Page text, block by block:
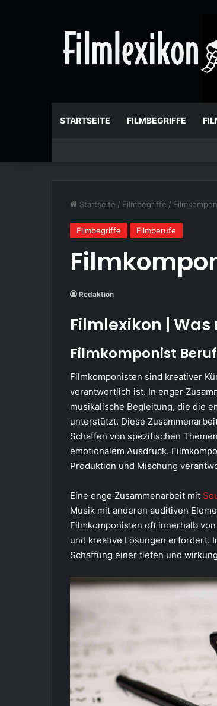
STARTSEITE FILMBEGRIFFE
Startseite / Filmbegriffe /
Filmbegriffe Filmberufe
Redaktion
Filmlexikon |
Filmkomponist
Filmkomponisten sind kreativer
verantwortlich ist. In enger
musikalische Begleitung, die die
unterstützt. Diese
Schaffen von spezifischen
emotionalem Ausdruck.
Produktion und Mischung
Eine enge Zusammenarbeit mit
Musik mit anderen auditiven
Filmkomponisten oft innerhalb
und kreative Lösungen erfordert.
Schaffung einer tiefen und